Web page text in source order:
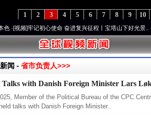
10
9
8
7
6
5
4
3
2
1
]牢记初心使命 奋进复兴征程丨宝塔山下好光景..·[视频]
闻 - 省市负责人>>>
Talks with Danish Foreign Minister Lars
Member of the Political Bureau of the CPC
talks with Danish Foreign Minister..